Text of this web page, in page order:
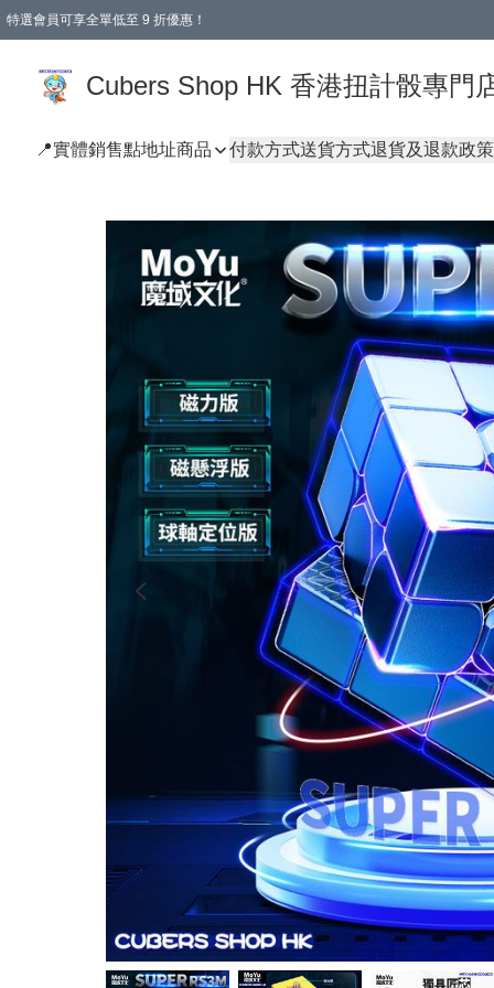
特選會員可享全單低至 9 折優惠！
Cubers Shop HK 香港扭計骰專門
📍實體銷售點地址商品 付款方式送貨方式退貨及退款政策